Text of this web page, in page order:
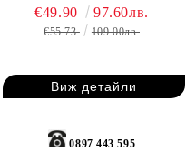
крак
€49.90 97.60лв.
€55.73 109.00лв.
Виж детайли
0897 443 595